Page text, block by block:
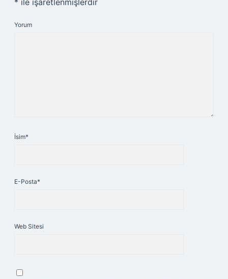
* ile işaretlenmişlerdir
Yorum
İsim*
E-Posta*
Web Sitesi